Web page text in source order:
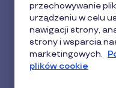
Pluxee to
spersonalizowane,
zapewniają
umili im dzień.
przechowywanie
urządzeniu w celu
nawigacji strony,
strony i wsparcia
marketingowych.
plików cookie